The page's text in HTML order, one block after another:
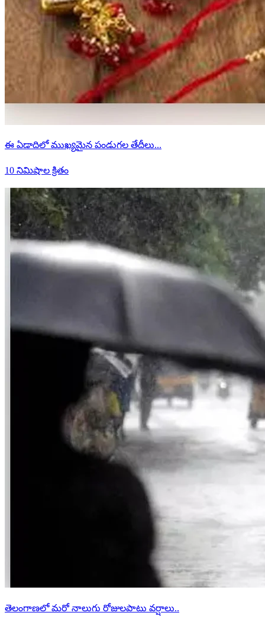
ఈ ఏడాదిలో ముఖ్యమైన పండుగల తేదీలు...
10 నిమిషాల క్రితం
తెలంగాణలో మరో నాలుగు రోజులపాటు వర్షాలు..